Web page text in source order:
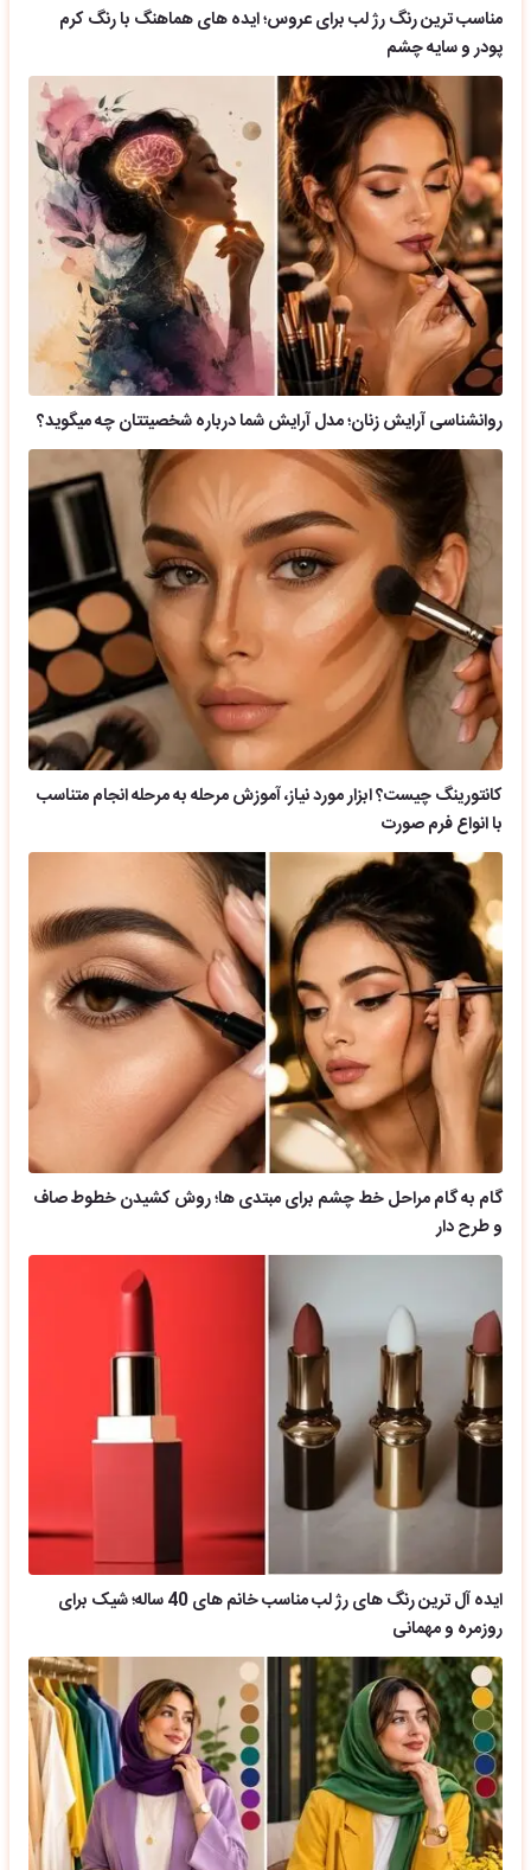
مناسب ترین رنگ رژ لب برای عروس؛ ایده های هماهنگ با رنگ کرم
پودر و سایه چشم
روانشناسی آرایش زنان؛ مدل آرایش شما درباره شخصیتتان چه میگوید؟
کانتورینگ چیست؟ ابزار مورد نیاز، آموزش مرحله به مرحله انجام متناسب
با انواع فرم صورت
گام به گام مراحل خط چشم برای مبتدی ها؛ روش کشیدن خطوط صاف
و طرح دار
ایده آل ترین رنگ های رژ لب مناسب خانم های 40 ساله؛ شیک برای
روزمره و مهمانی